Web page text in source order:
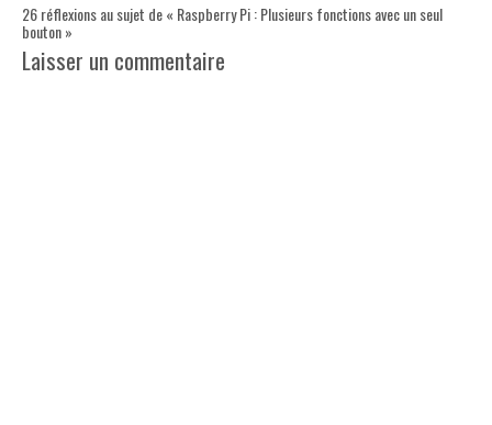
26 réflexions au sujet de « Raspberry Pi : Plusieurs fonctions avec un seul
bouton»
Laisser un commentaire